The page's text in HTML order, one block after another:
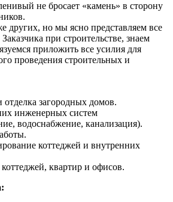
не бросает «камень» в сторону
но мы ясно представляем все
при строительстве, знаем
приложить все усилия для
проведения строительных и
отделка загородных домов.
инженерных систем
водоснабжение, канализация).
коттеджей и внутренних
квартир и офисов.